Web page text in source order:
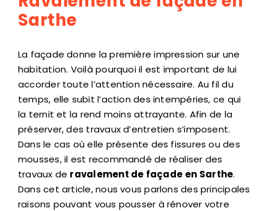
Sarthe
La façade donne la première impression sur une
habitation. Voilà pourquoi il est important de lui
accorder toute l’attention nécessaire. Au fil du
temps, elle subit l’action des intempéries, ce qui
la ternit et la rend moins attrayante. Afin de la
préserver, des travaux d’entretien s’imposent.
Dans le cas où elle présente des fissures ou des
mousses, il est recommandé de réaliser des
travaux de ravalement de façade en Sarthe.
Dans cet article, nous vous parlons des principales
raisons pouvant vous pousser à rénover votre